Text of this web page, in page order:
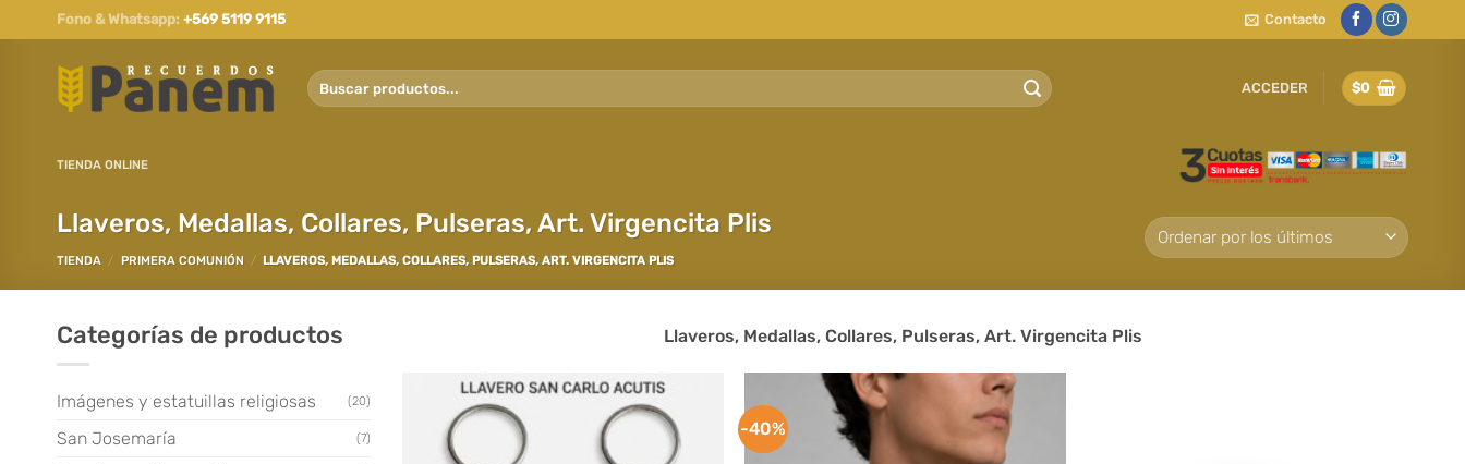
al
contenido
Fono & Whatsapp: +569 5119 9115 Contacto
Buscar
por:
ACCEDER $0
TIENDA ONLINE
Llaveros, Medallas, Collares, Pulseras, Art. Virgencita Plis
TIENDA / PRIMERA COMUNIÓN / LLAVEROS, MEDALLAS, COLLARES, PULSERAS, ART. VIRGENCITA PLIS
Categorías de productos
Imágenes y estatuillas religiosas (20)
San Josemaría (7)
Llaveros, Medallas, Collares, Pulseras, Art. Virgencita Plis
-40%